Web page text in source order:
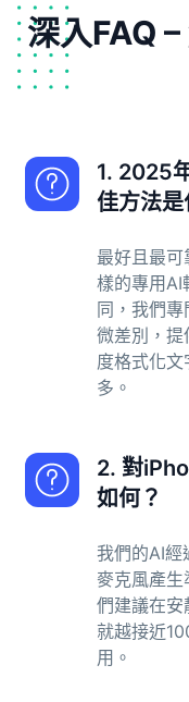
深入FAQ
1. 2025
佳方法是
最好且最
樣的專用AI
同，我們
微差別，提
度格式化
多。
2. 對
如何？
我們的AI經
麥克風產生
們建議在安
就越接近
用。